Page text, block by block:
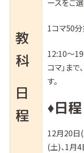
教
科
日
程
ースをご
1コマ50分
12:10〜
コマ」ま
す。
♦︎日程
12月20日
(土)、1月